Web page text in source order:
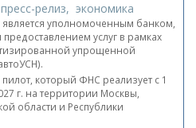
релиз, экономика
является уполномоченным банком,
услуг в рамках
упрощенной
который ФНС реализует с 1
г. на территории Москвы,
области и Республики